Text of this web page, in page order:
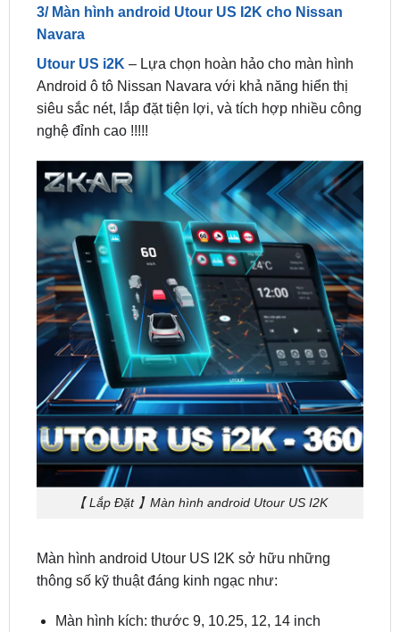
Utour US i2K– Lựa chọn hoàn hảo cho màn hình
Android ô tô Nissan Navara với khả năng hiển thị
siêu sắc nét, lắp đặt tiện lợi, và tích hợp nhiều công
nghệ đỉnh cao !!!!!
【 Lắp Đặt 】Màn hình android Utour US I2K
Màn hình android Utour US I2K sở hữu những
Màn hình kích: thước 9, 10.25, 12, 14 inch